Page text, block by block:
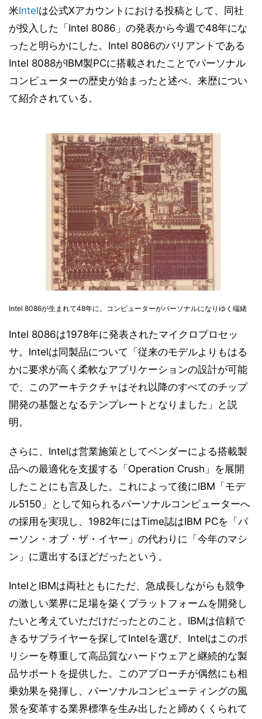
米Intelは公式Xアカウントにおける投稿として、同社
が投入した「Intel 8086」の発表から今週で48年にな
ったと明らかにした。Intel 8086のバリアントである
Intel 8088がIBM製PCに搭載されたことでパーソナル
コンピューターの歴史が始まったと述べ、来歴につい
て紹介されている。
Intel 8086が生まれて48年に。コンピューターがパーソナルになりゆく端緒
Intel 8086は1978年に発表されたマイクロプロセッ
サ。Intelは同製品について「従来のモデルよりもはる
かに要求が高く柔軟なアプリケーションの設計が可能
で、このアーキテクチャはそれ以降のすべてのチップ
開発の基盤となるテンプレートとなりました」と説
明。
さらに、Intelは営業施策としてベンダーによる搭載製
品への最適化を支援する「Operation Crush」を展開
したことにも言及した。これによって後にIBM「モデ
ル5150」として知られるパーソナルコンピューターへ
の採用を実現し、1982年にはTime誌はIBM PCを「パ
ーソン・オブ・ザ・イヤー」の代わりに「今年のマシ
ン」に選出するほどだったという。
IntelとIBMは両社ともにただ、急成長しながらも競争
の激しい業界に足場を築くプラットフォームを開発し
たいと考えていただけだったとのこと。IBMは信頼で
きるサプライヤーを探してIntelを選び、Intelはこのポ
リシーを尊重して高品質なハードウェアと継続的な製
品サポートを提供した。このアプローチが偶然にも相
乗効果を発揮し、パーソナルコンピューティングの風
景を変革する業界標準を生み出したと締めくくられて